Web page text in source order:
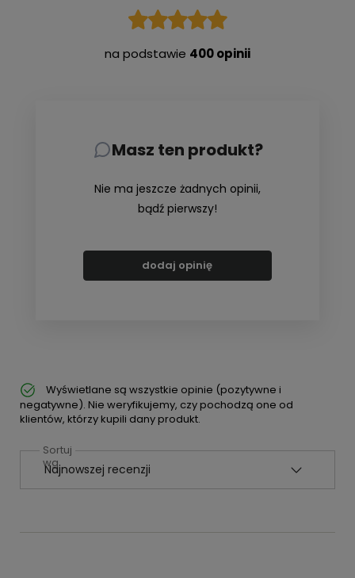
na podstawie 400 opinii
Masz ten produkt?
Nie ma jeszcze żadnych opinii,
bądź pierwszy!
dodaj opinię
Wyświetlane są wszystkie opinie (pozytywne i
negatywne). Nie weryfikujemy, czy pochodzą one od
klientów, którzy kupili dany produkt.
Sortuj
wg